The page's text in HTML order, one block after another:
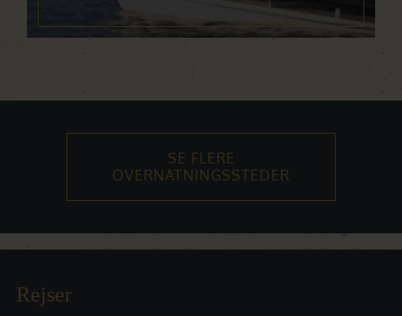
SE FLERE
OVERNATNINGSSTEDER
Rejser